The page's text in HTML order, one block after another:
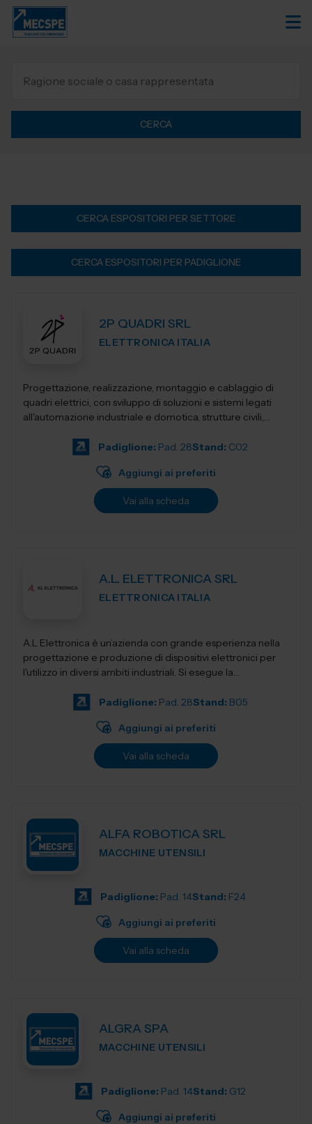
CERCA
CERCA ESPOSITORI PER SETTORE
CERCA ESPOSITORI PER PADIGLIONE
2P QUADRI SRL
ELETTRONICA ITALIA
Progettazione, realizzazione, montaggio e cablaggio di
quadri elettrici, con sviluppo di soluzioni e sistemi legati
all'automazione industriale e domotica, strutture civili,
Padiglione: Pad. 28Stand: C02
Aggiungi ai preferiti
Vai alla scheda
A.L. ELETTRONICA SRL
ELETTRONICA ITALIA
A.L Elettronica è un’azienda con grande esperienza nella
progettazione e produzione di dispositivi elettronici per
l'utilizzo in diversi ambiti industriali. Si esegue la
Padiglione: Pad. 28Stand: B05
Aggiungi ai preferiti
Vai alla scheda
ALFA ROBOTICA SRL
MACCHINE UTENSILI
Padiglione: Pad. 14Stand: F24
Aggiungi ai preferiti
Vai alla scheda
ALGRA SPA
MACCHINE UTENSILI
Padiglione: Pad. 14Stand: G12
Aggiungi ai preferiti